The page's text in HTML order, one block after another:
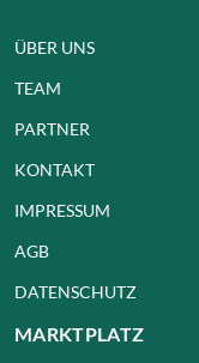
ÜBER UNS
TEAM
PARTNER
KONTAKT
IMPRESSUM
AGB
DATENSCHUTZ
MARKTPLATZ